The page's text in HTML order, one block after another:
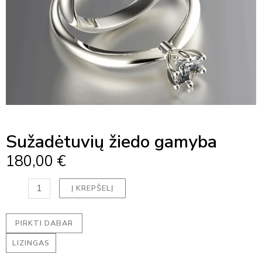
Sužadėtuvių žiedo gamyba
180,00 €
produkto
kiekis:
žiedo
gamyba
Į KREPŠELĮ
PIRKTI DABAR
LIZINGAS